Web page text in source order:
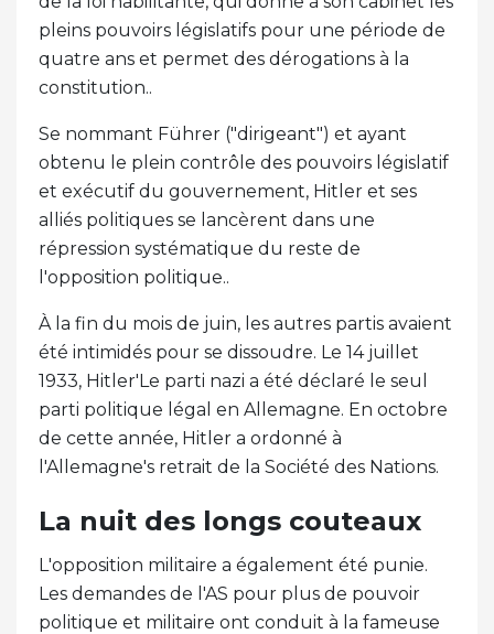
pleins pouvoirs législatifs pour une période de
quatre ans et permet des dérogations à la
constitution..
Se nommant Führer ("dirigeant") et ayant
obtenu le plein contrôle des pouvoirs législatif
et exécutif du gouvernement, Hitler et ses
alliés politiques se lancèrent dans une
répression systématique du reste de
l'opposition politique..
À la fin du mois de juin, les autres partis avaient
été intimidés pour se dissoudre. Le 14 juillet
1933, Hitler'Le parti nazi a été déclaré le seul
parti politique légal en Allemagne. En octobre
de cette année, Hitler a ordonné à
l'Allemagne's retrait de la Société des Nations.
La nuit des longs couteaux
L'opposition militaire a également été punie.
Les demandes de l'AS pour plus de pouvoir
politique et militaire ont conduit à la fameuse